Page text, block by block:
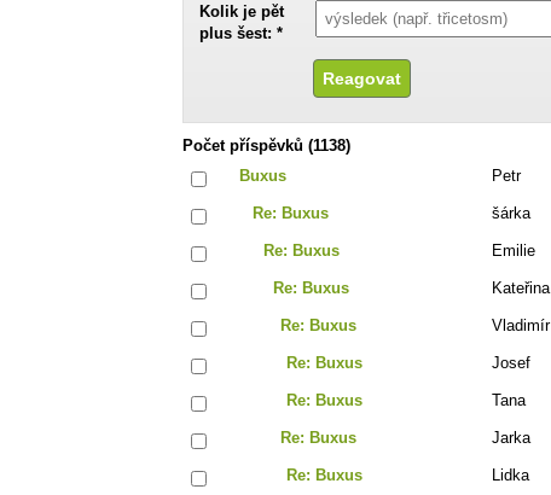
Kolik je pět
plus šest: *
Počet příspěvků (1138)
Buxus
Petr
Re: Buxus šárka
Re: Buxus Emilie
Re: Buxus Kateřina
Re: Buxus Vladimír
Re: Buxus Josef
Re: Buxus Tana
Re: Buxus Jarka
Re: Buxus Lidka